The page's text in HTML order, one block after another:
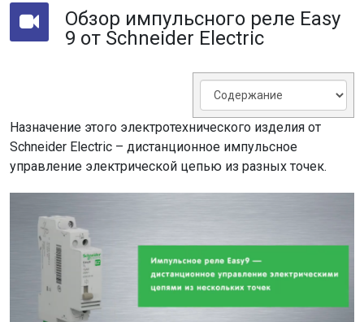
Обзор импульсного реле Easy
9 от Schneider Electric
Назначение этого электротехнического изделия от
Schneider Electric – дистанционное импульсное
управление электрической цепью из разных точек.